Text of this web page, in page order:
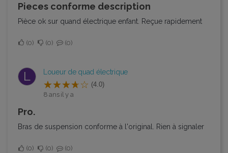
Pieces conforme description
Pièce ok sur quand électrique enfant. Reçue rapidement
0 0 0
L Loueur de quad électrique
(4.0)
8 ans il y a
Pro.
Bras de suspension conforme à l'original. Rien à signaler
0 0 0